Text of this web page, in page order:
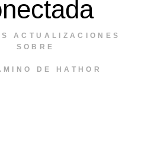
ACTUALIZACIONES
SOBRE
DE HATHOR